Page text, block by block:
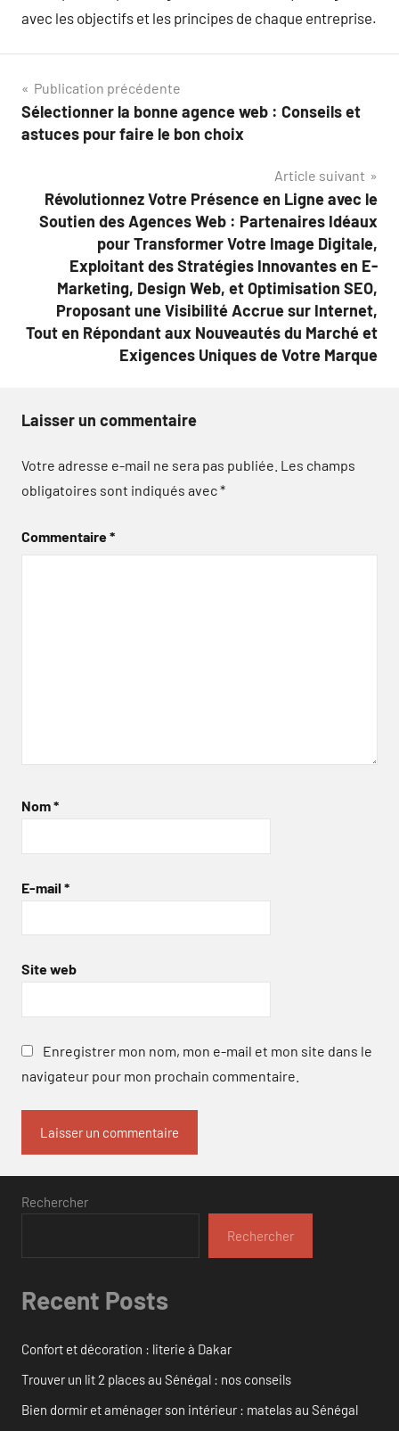
avec les objectifs et les principes de chaque entreprise.
Navigation
de
Publication précédente
Sélectionner la bonne agence web : Conseils et
astuces pour faire le bon choix
Article suivant
Révolutionnez Votre Présence en Ligne avec le
Soutien des Agences Web : Partenaires Idéaux
pour Transformer Votre Image Digitale,
Exploitant des Stratégies Innovantes en E-
Marketing, Design Web, et Optimisation SEO,
Proposant une Visibilité Accrue sur Internet,
Tout en Répondant aux Nouveautés du Marché et
Exigences Uniques de Votre Marque
Laisser un commentaire
Votre adresse e-mail ne sera pas publiée. Les champs
obligatoires sont indiqués avec*
Commentaire*
Nom*
E-mail *
Site web
Enregistrer mon nom, mon e-mail et mon site dans le
navigateur pour mon prochain commentaire.
Rechercher
Rechercher
Recent Posts
Confort et décoration : literie à Dakar
Trouver un lit 2 places au Sénégal : nos conseils
Bien dormir et aménager son intérieur : matelas au Sénégal